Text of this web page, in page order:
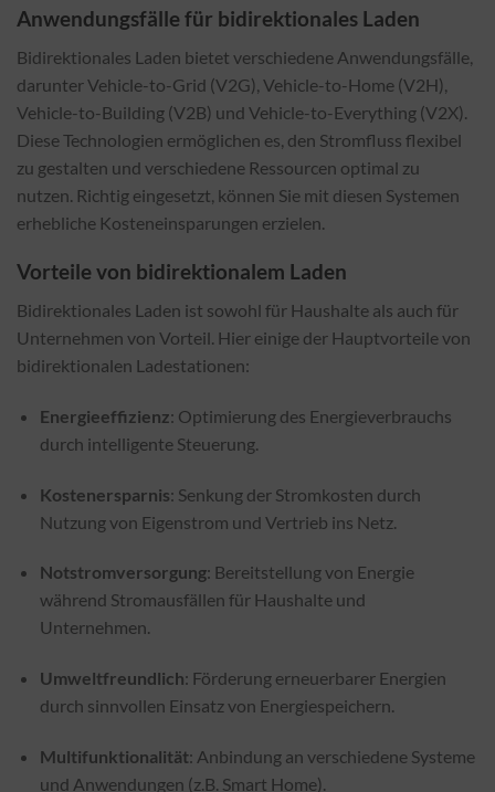
Anwendungsfälle für bidirektionales Laden
Bidirektionales Laden bietet verschiedene Anwendungsfälle,
darunter Vehicle-to-Grid (V2G), Vehicle-to-Home (V2H),
Vehicle-to-Building (V2B) und Vehicle-to-Everything (V2X).
Diese Technologien ermöglichen es, den Stromfluss flexibel
zu gestalten und verschiedene Ressourcen optimal zu
nutzen. Richtig eingesetzt, können Sie mit diesen Systemen
erhebliche Kosteneinsparungen erzielen.
Vorteile von bidirektionalem Laden
Bidirektionales Laden ist sowohl für Haushalte als auch für
Unternehmen von Vorteil. Hier einige der Hauptvorteile von
bidirektionalen Ladestationen:
Energieeffizienz: Optimierung des Energieverbrauchs
durch intelligente Steuerung.
Kostenersparnis: Senkung der Stromkosten durch
Nutzung von Eigenstrom und Vertrieb ins Netz.
Notstromversorgung: Bereitstellung von Energie
während Stromausfällen für Haushalte und
Unternehmen.
Umweltfreundlich: Förderung erneuerbarer Energien
durch sinnvollen Einsatz von Energiespeichern.
Multifunktionalität: Anbindung an verschiedene Systeme
und Anwendungen (z.B. Smart Home).